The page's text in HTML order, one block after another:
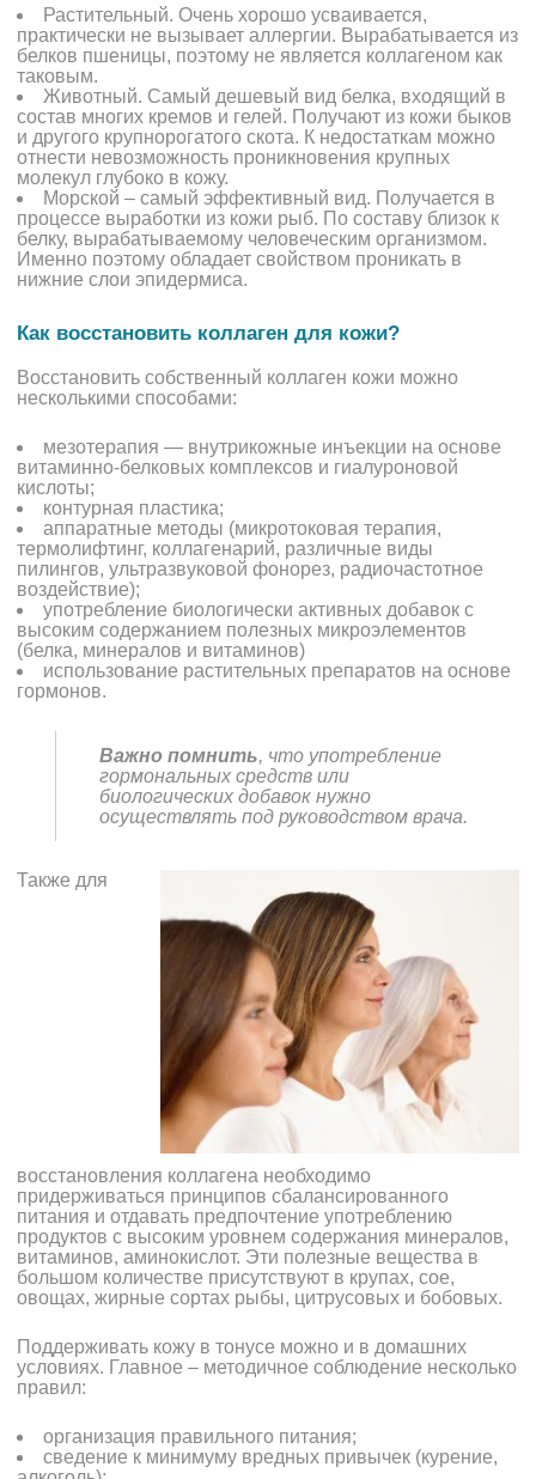
Растительный. Очень хорошо усваивается,
практически не вызывает аллергии. Вырабатывается из
белков пшеницы, поэтому не является коллагеном как
таковым.
Животный. Самый дешевый вид белка, входящий в
состав многих кремов и гелей. Получают из кожи быков
и другого крупнорогатого скота. К недостаткам можно
отнести невозможность проникновения крупных
молекул глубоко в кожу.
Морской – самый эффективный вид. Получается в
процессе выработки из кожи рыб. По составу близок к
белку, вырабатываемому человеческим организмом.
Именно поэтому обладает свойством проникать в
нижние слои эпидермиса.
Как восстановить коллаген для кожи?
Восстановить собственный коллаген кожи можно
несколькими способами:
мезотерапия — внутрикожные инъекции на основе
витаминно-белковых комплексов и гиалуроновой
кислоты;
контурная пластика;
аппаратные методы (микротоковая терапия,
термолифтинг, коллагенарий, различные виды
пилингов, ультразвуковой фонорез, радиочастотное
воздействие);
употребление биологически активных добавок с
высоким содержанием полезных микроэлементов
(белка, минералов и витаминов)
использование растительных препаратов на основе
гормонов.
Важно помнить, что употребление
гормональных средств или
биологических добавок нужно
осуществлять под руководством врача.
Также для
восстановления коллагена необходимо
придерживаться принципов сбалансированного
питания и отдавать предпочтение употреблению
продуктов с высоким уровнем содержания минералов,
витаминов, аминокислот. Эти полезные вещества в
большом количестве присутствуют в крупах, сое,
овощах, жирные сортах рыбы, цитрусовых и бобовых.
Поддерживать кожу в тонусе можно и в домашних
условиях. Главное – методичное соблюдение несколько
правил:
организация правильного питания;
сведение к минимуму вредных привычек (курение,